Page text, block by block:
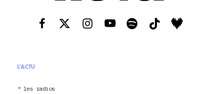
L'ACTU
les radios